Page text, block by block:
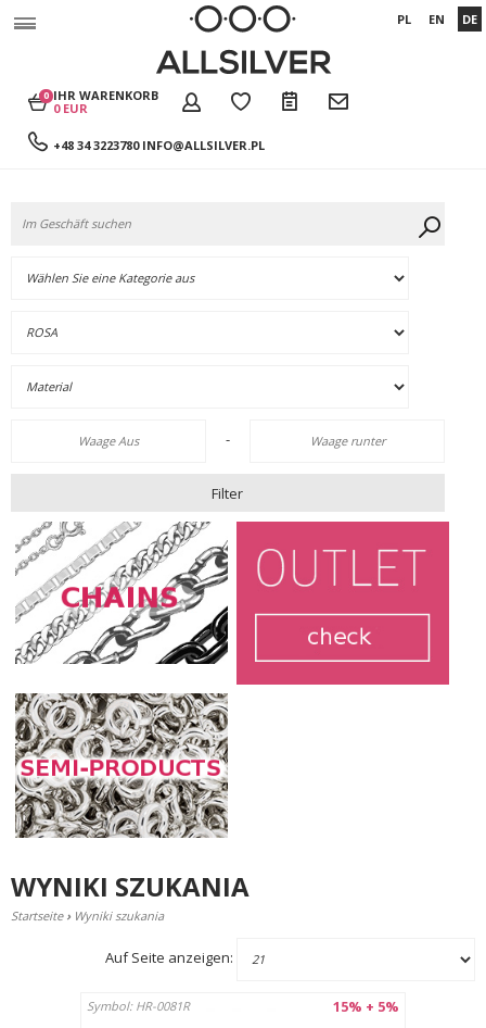
+48 34 3223780 INFO@ALLSILVER.PL
IHR WARENKORB
0 EUR
0
PL EN DE
-
Filter
WYNIKI SZUKANIA
Startseite › Wyniki szukania
Auf Seite anzeigen:
15% + 5%
Symbol: HR-0081R